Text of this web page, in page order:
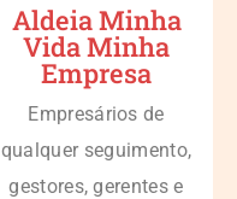
Aldeia Minha
Vida Minha
Empresa
Empresários de
qualquer seguimento,
gestores, gerentes e